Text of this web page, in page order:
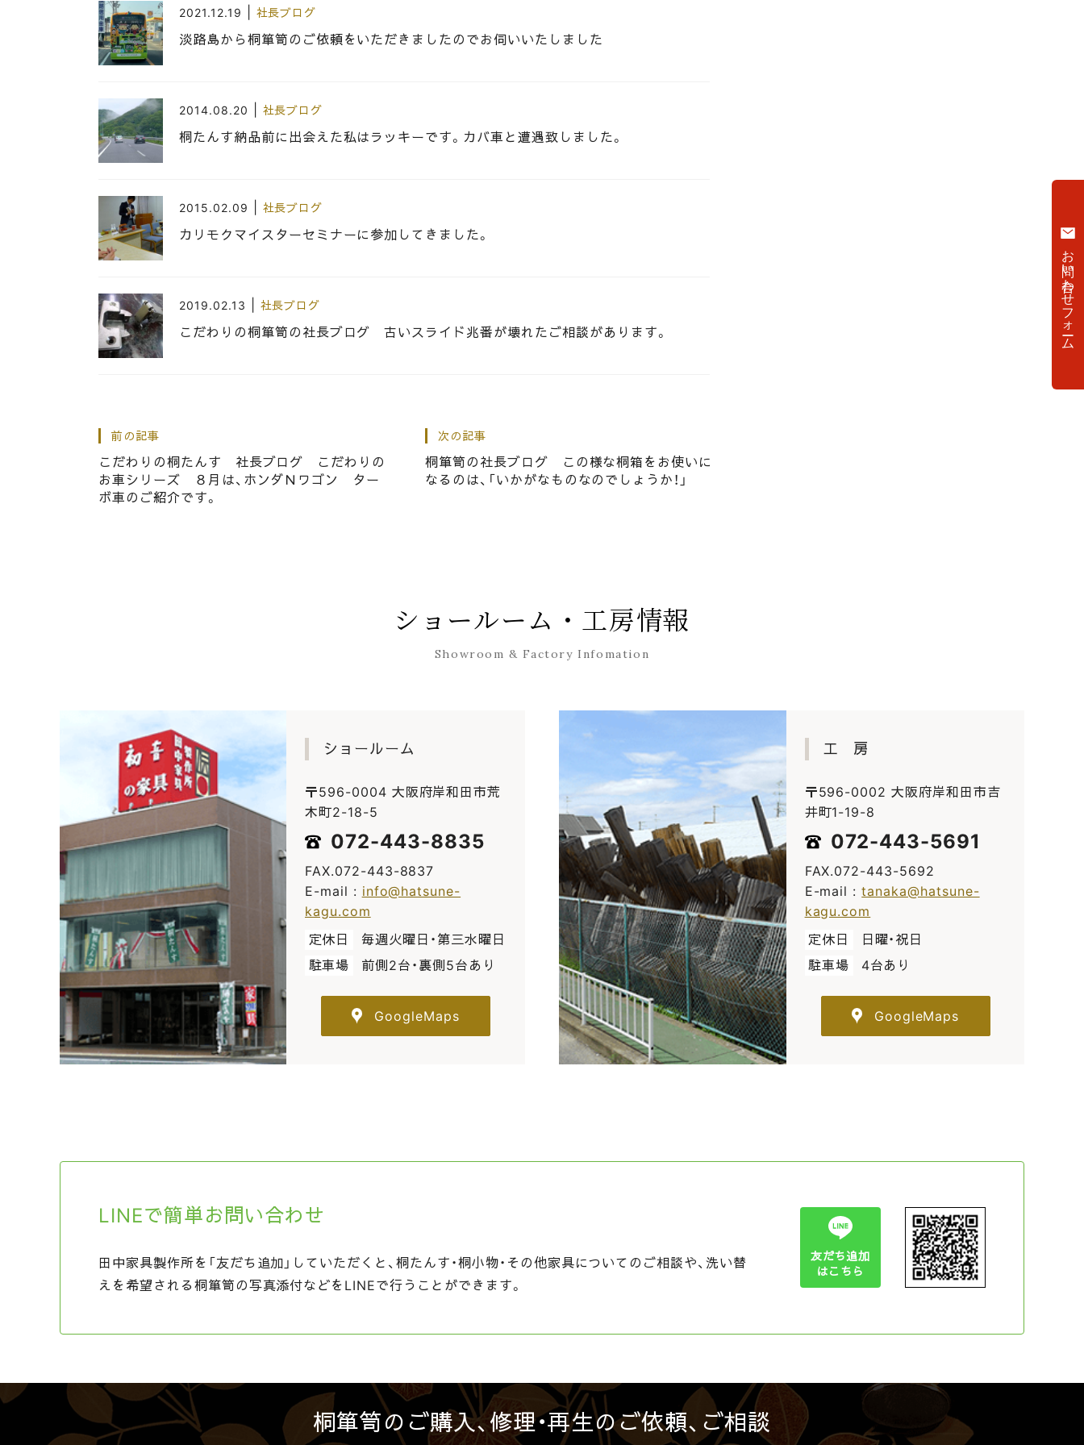
2021.12.19 社長ブログ
淡路島から桐箪笥のご依頼をいただきましたのでお伺いいたしました
2014.08.20 社長ブログ
桐たんす納品前に出会えた私はラッキーです。カバ車と遭遇致しました。
2015.02.09 社長ブログ
カリモクマイスターセミナーに参加してきました。
2019.02.13 社長ブログ
こだわりの桐箪笥の社長ブログ 古いスライド兆番が壊れたご相談があります。
桐タンスの社長ブログ 春の交通安全運動の期間にいただきました。
2016.08.21
前の記事
こだわりの桐たんす 社長ブログ こだわりの
お車シリーズ ８月は、ホンダＮワゴン ター
ボ車のご紹介です。
次の記事
桐箪笥の社長ブログ この様な桐箱をお使いに
なるのは、「いかがなものなのでしょうか！」
ショールーム・工房情報
Showroom & Factory Infomation
ショールーム
〒596-0004 大阪府岸和田市荒
木町2-18-5
072-443-8835
FAX.072-443-8837
E-mail : info@hatsune-
kagu.com
定休日
毎週火曜日・第三水曜日
駐車場
前側2台・裏側5台あり
GoogleMaps
工 房
〒596-0002 大阪府岸和田市吉
井町1-19-8
072-443-5691
FAX.072-443-5692
E-mail :tanaka@hatsune-
kagu.com
定休日
日曜・祝日
駐車場
4台あり
GoogleMaps
LINEで簡単お問い合わせ
田中家具製作所を「友だち追加」していただくと、桐たんす・桐小物・その他家具についてのご相談や、洗い替
えを希望される桐箪笥の写真添付などをLINEで行うことができます。
友だち追加
はこちら
桐箪笥のご購入、修理・再生のご依頼、ご相談
お問い合わせフォーム